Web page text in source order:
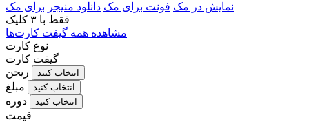
نمایش در مک فونت برای مک دانلود منیجر برای مک
فقط با ۳ کلیک
مشاهده همه گیفت کارت‌ها
نوع کارت
گیفت کارت
ریجن
انتخاب کنید
مبلغ انتخاب کنید
دوره انتخاب کنید
قیمت